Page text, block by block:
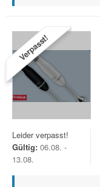
Verpasst!
Leider verpasst!
Gültig: 06.08. -
13.08.